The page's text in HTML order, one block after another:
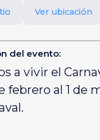
Ver ubicación
del evento:
a vivir el
febrero al 1 de